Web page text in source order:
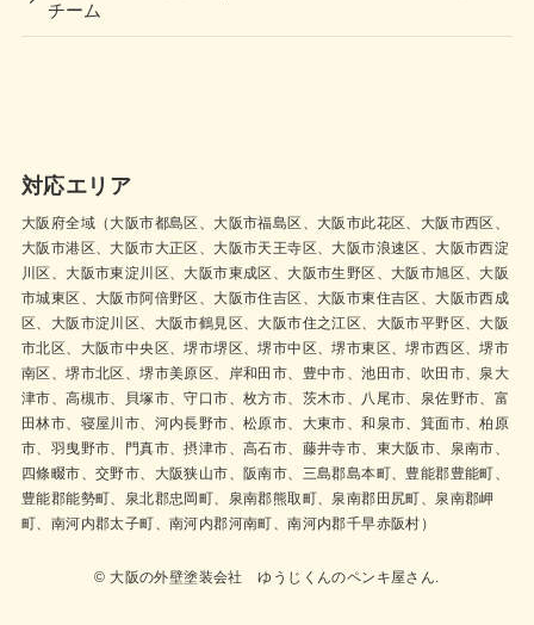
チーム
対応エリア
大阪府全域（大阪市都島区、大阪市福島区、大阪市此花区、大阪市西区、
大阪市港区、大阪市大正区、大阪市天王寺区、大阪市浪速区、大阪市西淀
川区、大阪市東淀川区、大阪市東成区、大阪市生野区、大阪市旭区、大阪
市城東区、大阪市阿倍野区、大阪市住吉区、大阪市東住吉区、大阪市西成
区、大阪市淀川区、大阪市鶴見区、大阪市住之江区、大阪市平野区、大阪
市北区、大阪市中央区、堺市堺区、堺市中区、堺市東区、堺市西区、堺市
南区、堺市北区、堺市美原区、岸和田市、豊中市、池田市、吹田市、泉大
津市、高槻市、貝塚市、守口市、枚方市、茨木市、八尾市、泉佐野市、富
田林市、寝屋川市、河内長野市、松原市、大東市、和泉市、箕面市、柏原
市、羽曳野市、門真市、摂津市、高石市、藤井寺市、東大阪市、泉南市、
四條畷市、交野市、大阪狭山市、阪南市、三島郡島本町、豊能郡豊能町、
豊能郡能勢町、泉北郡忠岡町、泉南郡熊取町、泉南郡田尻町、泉南郡岬
町、南河内郡太子町、南河内郡河南町、南河内郡千早赤阪村）
© 大阪の外壁塗装会社 ゆうじくんのペンキ屋さん.